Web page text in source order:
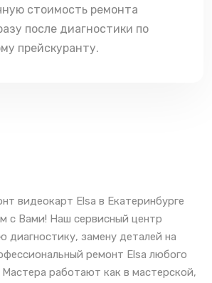
стоимость ремонта
после диагностики по
прейскуранту.
видеокарт Elsa в Екатеринбурге
с Вами! Наш сервисный центр
диагностику, замену деталей на
ремонт Elsa любого
работают как в мастерской,